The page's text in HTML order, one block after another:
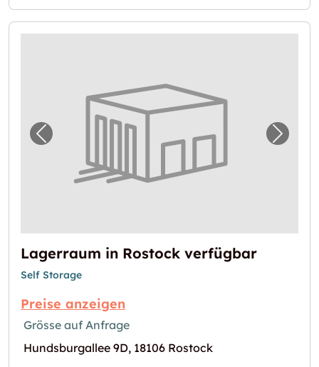
Vorheriges Bild für "Lagerraum in Rostock
Lagerraum in Rostock verfügbar
Self Storage
Preise anzeigen
Grösse auf Anfrage
Hundsburgallee 9D, 18106 Rostock